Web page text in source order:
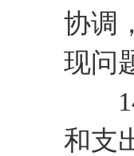
协调
现问
14.
和支